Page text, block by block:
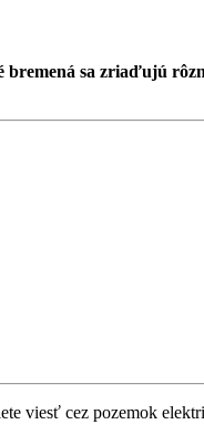
sa zriaďujú
viesť cez pozemok